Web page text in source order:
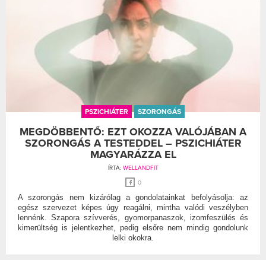
PSZICHIÁTER SZORONGÁS
MEGDÖBBENTŐ: EZT OKOZZA VALÓJÁBAN A
SZORONGÁS A TESTEDDEL – PSZICHIÁTER
MAGYARÁZZA EL
ÍRTA: WELLANDFIT
0
A szorongás nem kizárólag a gondolatainkat befolyásolja: az
egész szervezet képes úgy reagálni, mintha valódi veszélyben
lennénk. Szapora szívverés, gyomorpanaszok, izomfeszülés és
kimerültség is jelentkezhet, pedig elsőre nem mindig gondolunk
lelki okokra.